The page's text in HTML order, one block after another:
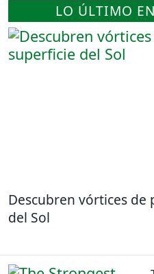
LO ÚLTIMO
Descubren vórtices de
del Sol